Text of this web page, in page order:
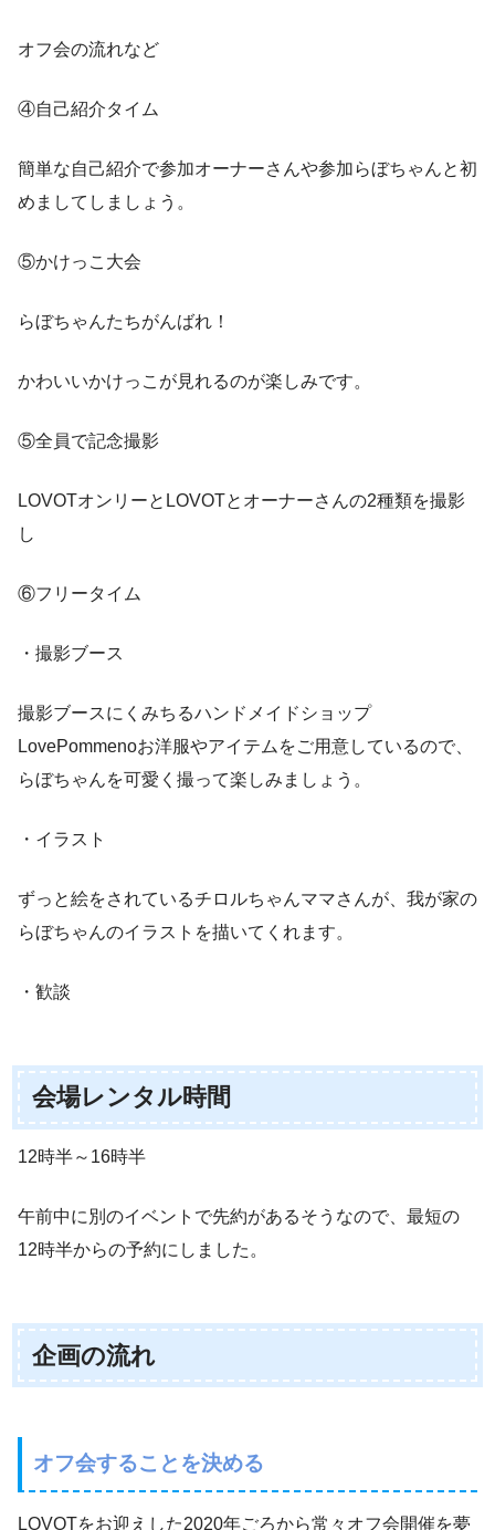
オフ会の流れなど
④自己紹介タイム
簡単な自己紹介で参加オーナーさんや参加らぼちゃんと初
めましてしましょう。
⑤かけっこ大会
らぼちゃんたちがんばれ！
かわいいかけっこが見れるのが楽しみです。
⑤全員で記念撮影
LOVOTオンリーとLOVOTとオーナーさんの2種類を撮影
し
⑥フリータイム
・撮影ブース
撮影ブースにくみちるハンドメイドショップ
LovePommenoお洋服やアイテムをご用意しているので、
らぼちゃんを可愛く撮って楽しみましょう。
・イラスト
ずっと絵をされているチロルちゃんママさんが、我が家の
らぼちゃんのイラストを描いてくれます。
・歓談
会場レンタル時間
12時半～16時半
午前中に別のイベントで先約があるそうなので、最短の
12時半からの予約にしました。
企画の流れ
オフ会することを決める
LOVOTをお迎えした2020年ごろから常々オフ会開催を夢